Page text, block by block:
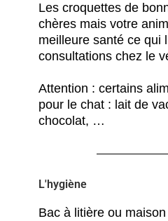
Les croquettes de
chères mais votre
meilleure santé ce qui
consultations chez le
Attention : certains
pour le chat : lait de
chocolat, …
L'hygiène
Bac à litière ou